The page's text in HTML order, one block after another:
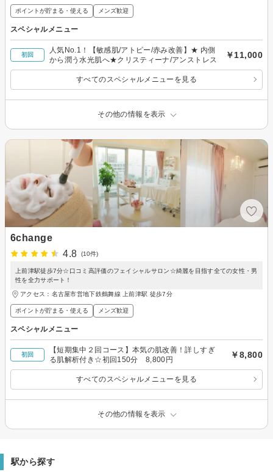
ポイントが貯まる・使える メンズ歓迎
スペシャルメニュー
初回
人気No.1！【敏感肌/アトピー/赤み改善】★ 内側
から潤う水光肌へ★クリスティーナ/アンストレス
￥11,000
すべてのスペシャルメニューを見る
その他の情報を表示
6change
4.8
(10件)
上前津駅徒歩7分☆口コミ高評価のフェイシャルサロン☆綺麗を目指す全ての女性・男
性を全力サポート！
アクセス：名古屋市営地下鉄鶴舞線 上前津駅 徒歩7分
ポイントが貯まる・使える メンズ歓迎
スペシャルメニュー
初回
【短期集中２回コース】本気の肌改善！詳しすぎ
る肌解析付き☆初回150分 8,800円
￥8,800
すべてのスペシャルメニューを見る
その他の情報を表示
駅から探す